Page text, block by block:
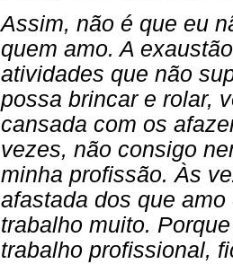
Assim, não é que eu
quem amo. A
atividades que não
possa brincar e rolar,
cansada com os
vezes, não consigo
minha profissão. Às
afastada dos que
trabalho muito.
trabalho profissional,